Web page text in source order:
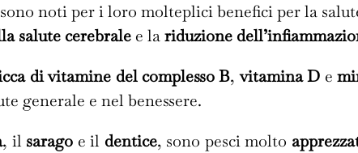
noti per i loro molteplici benefici per la
salute cerebrale e lariduzione
di vitamine del complesso B,vitamina D e
generale e nel benessere.
, il sarago e il dentice, sono pesci molto